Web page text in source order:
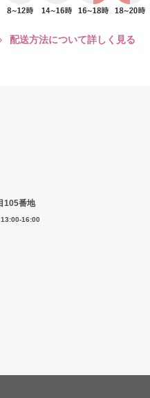
配送方法について詳しく見る
105番地
16:00